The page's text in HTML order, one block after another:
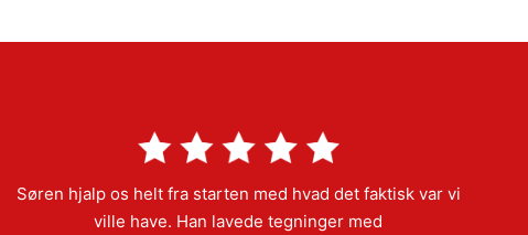
Søren hjalp os helt fra starten med hvad det faktisk var vi
ville have. Han lavede tegninger med